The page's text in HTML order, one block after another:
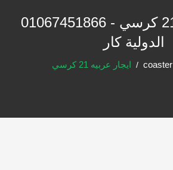
ايجار عربيه 21 كرسي - 01067451866
الدولية كار
coaster ايجار عربيه 21 كرسي